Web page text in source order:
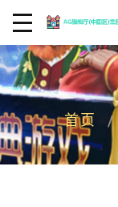
首页